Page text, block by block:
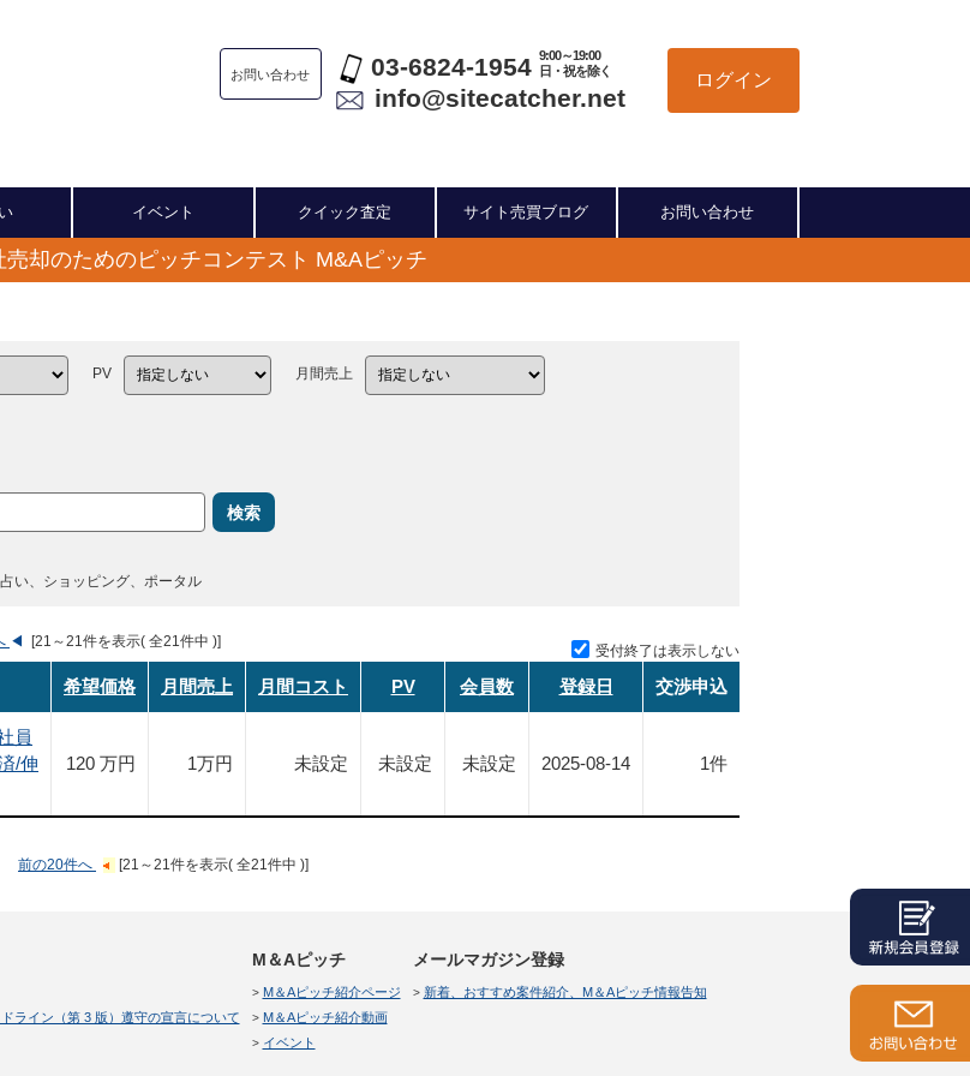
お問い合わせ 03-6824-1954 9:00～19:00
日・祝を除く
info@sitecatcher.net
ログイン
イベント クイック査定 サイト売買ブログ お問い合わせ
売却のためのピッチコンテスト M&Aピッチ
PV 月間売上
検索
い、ショッピング、ポータル
◀ [21～21件を表示( 全21件中 )]
受付終了は表示しない
希望価格 月間売上 月間コスト PV 会員数 登録日 交渉申込
員
/伸
120 万円 1万円 未設定 未設定 未設定 2025-08-14 1件
前の20件へ [21～21件を表示( 全21件中 )]
ライン（第 3 版）遵守の宣言について
M＆Aピッチ
M＆Aピッチ紹介ページ
M＆Aピッチ紹介動画
イベント
メールマガジン登録
新着、おすすめ案件紹介、M＆Aピッチ情報告知